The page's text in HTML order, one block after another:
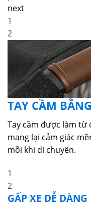
next
1
2
TAY CẦM
Tay cầm được làm từ
mang lại cảm giác
mỗi khi di chuyển.
1
2
GẤP XE DỄ DÀNG